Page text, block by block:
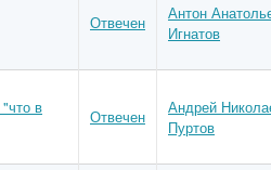
Отвечен
Антон
Игнатов
в
Отвечен
Андрей
Пуртов